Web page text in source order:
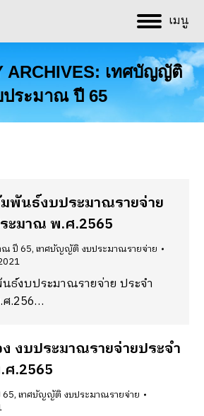
เมนู
ARCHIVES: เทศบัญญัติ
ประมาณ ปี 65
You are here:
พันธ์งบประมาณรายจ่าย
ะมาณ พ.ศ.2565
ปี 65,เทศบัญญัติ งบประมาณรายจ่าย
ธ์งบประมาณรายจ่าย ประจำ
.256…
งบประมาณรายจ่ายประจำ
.2565
,เทศบัญญัติ งบประมาณรายจ่าย